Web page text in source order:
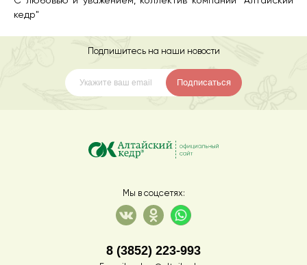
кедр"
Подпишитесь на наши новости
Подписаться
Мы в соцсетях:
8 (3852) 223-993